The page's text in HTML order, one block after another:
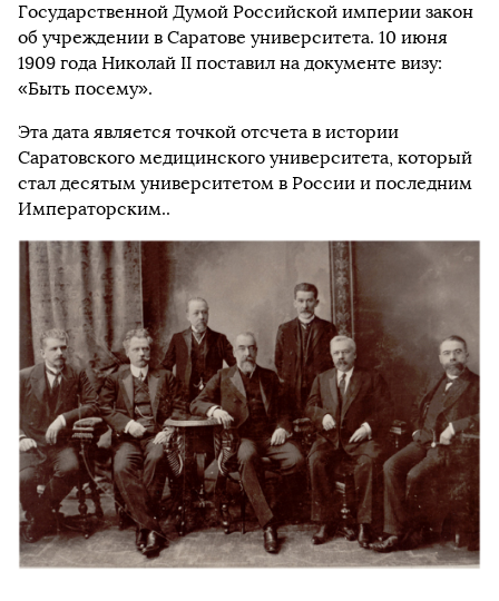
Государственной Думой Российской империи закон
об учреждении в Саратове университета. 10 июня
1909 года Николай II поставил на документе визу:
«Быть посему».
Эта дата является точкой отсчета в истории
Саратовского медицинского университета, который
стал десятым университетом в России и последним
Императорским..